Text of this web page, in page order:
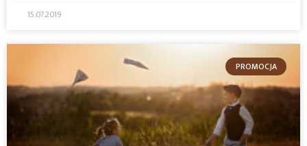
15.07.2019
PROMOCJA